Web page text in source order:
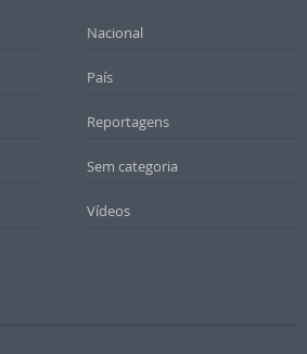
Nacional
País
Reportagens
Sem categoria
Vídeos